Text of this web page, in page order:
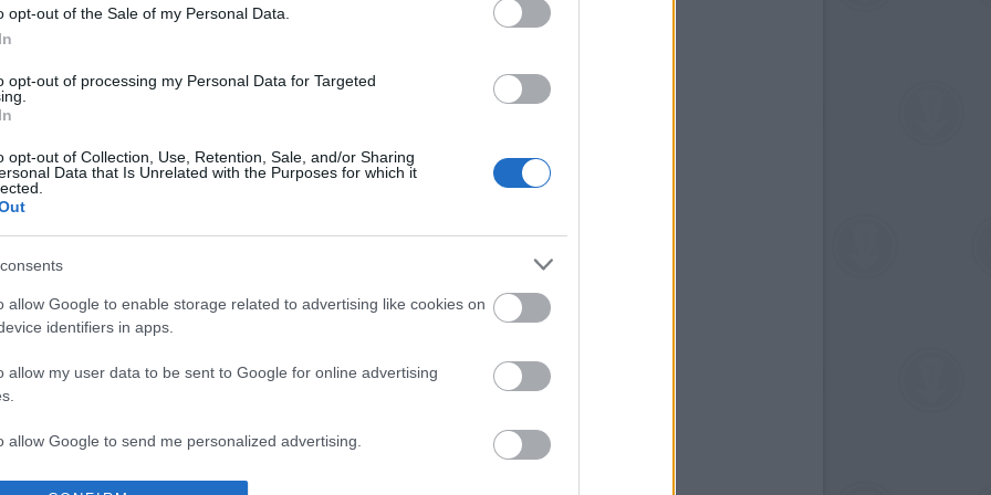
opt-out of the Sale of my Personal Data.
opt-out of processing my Personal Data for Targeted
opt-out of Collection, Use, Retention, Sale, and/or Sharing
Data that Is Unrelated with the Purposes for which it
allow Google to enable storage related to advertising like cookies on
identifiers in apps.
allow my user data to be sent to Google for online advertising
allow Google to send me personalized advertising.
SZÁGULDÁS,
SÁRKÁNYOK,
LEGKEDVELTEBB
ŐRÜLT NAP,
ŐRÜLT FILM: JÖN
AZ ÉV EGYIK
TAROLT A